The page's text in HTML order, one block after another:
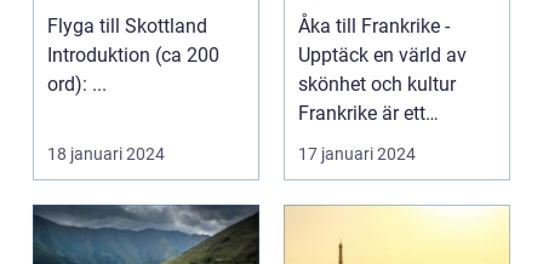
majestätiska
landet
Flyga till Skottland
Introduktion (ca 200
ord): ...
18 januari 2024
kultur
Åka till Frankrike -
Upptäck en värld av
skönhet och kultur
Frankrike är ett
fantastiskt land som
17 januari 2024